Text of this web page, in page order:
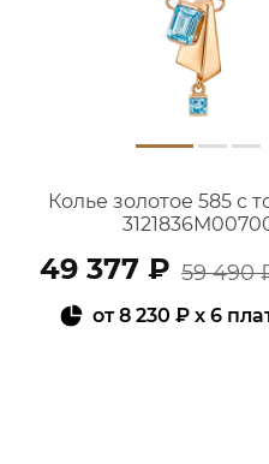
Колье золотое 585 с
49 377 ₽ 59 490
от8 230 ₽x 6